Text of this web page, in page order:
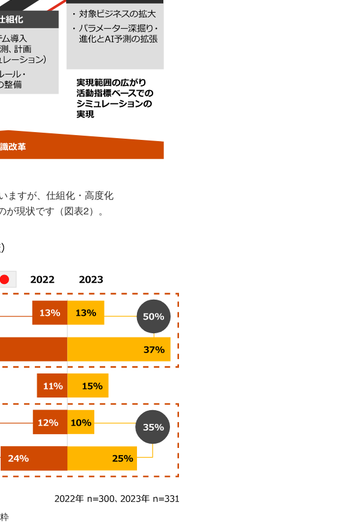
ますが、仕組化・高度化
現状です（図表2）。